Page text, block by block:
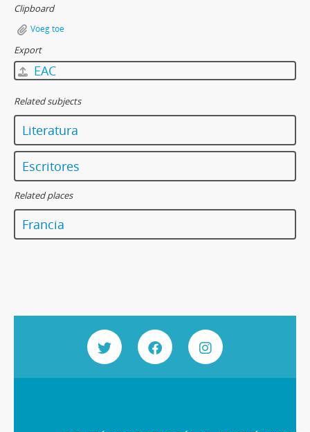
Clipboard
Voeg toe
Export
EAC
Related subjects
Literatura
Escritores
Related places
Francia